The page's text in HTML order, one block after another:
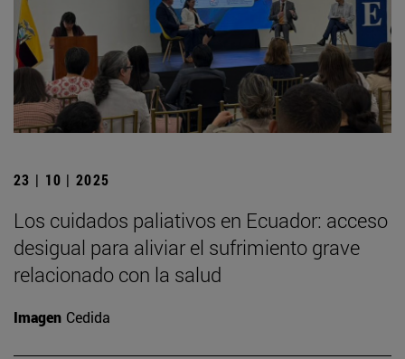
23 | 10 | 2025
Los cuidados paliativos en Ecuador: acceso
desigual para aliviar el sufrimiento grave
relacionado con la salud
Imagen Cedida